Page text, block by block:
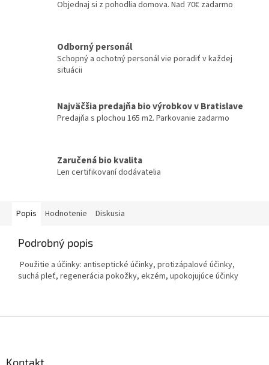
Objednaj si z pohodlia domova. Nad 70€ zadarmo
Odborný personál
Schopný a ochotný personál vie poradiť v každej
situácii
Najväčšia predajňa bio výrobkov v Bratislave
Predajňa s plochou 165 m2. Parkovanie zadarmo
Zaručená bio kvalita
Len certifikovaní dodávatelia
Popis Hodnotenie Diskusia
Podrobný popis
Použitie a účinky: antiseptické účinky, protizápalové účinky,
suchá pleť, regenerácia pokožky, ekzém, upokojujúce účinky
Kontakt